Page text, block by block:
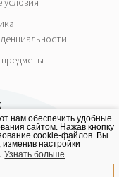
нам обеспечить удобные
сайтом. Нажав кнопку
cookie-файлов. Вы
настройки
Узнать больше